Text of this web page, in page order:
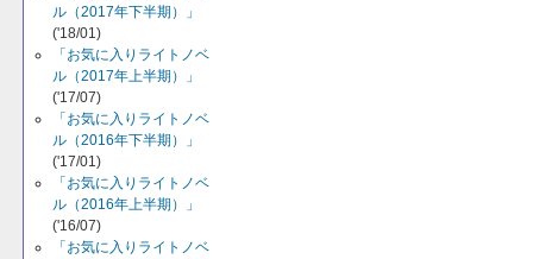
ル（2017年下半期）」
('18/01)
「お気に入りライトノベ
ル（2017年上半期）」
('17/07)
「お気に入りライトノベ
ル（2016年下半期）」
('17/01)
「お気に入りライトノベ
ル（2016年上半期）」
('16/07)
「お気に入りライトノベ